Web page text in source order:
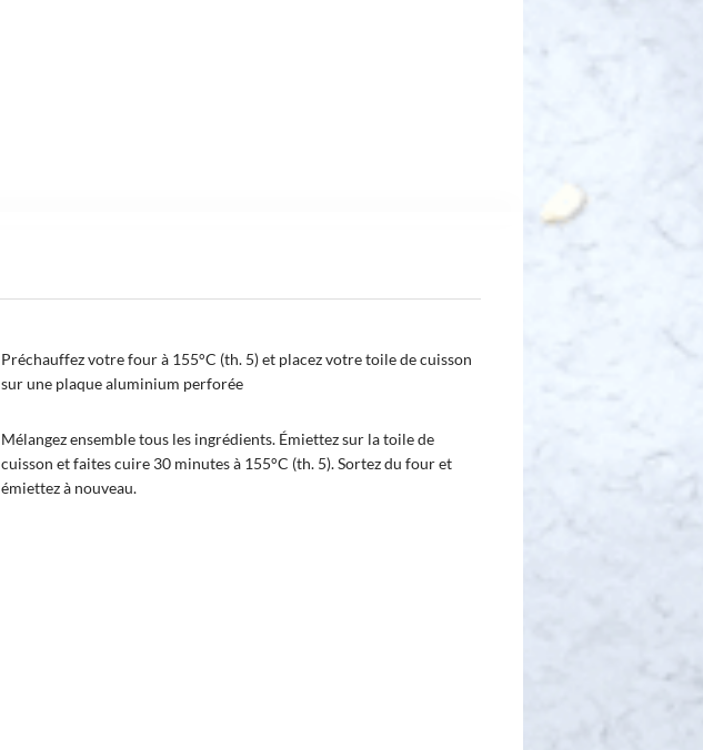
Préchauffez votre four à 155°C (th. 5) et placez votre toile de cuisson
sur une plaque aluminium perforée
Mélangez ensemble tous les ingrédients. Émiettez sur la toile de
cuisson et faites cuire 30 minutes à 155°C (th. 5). Sortez du four et
émiettez à nouveau.